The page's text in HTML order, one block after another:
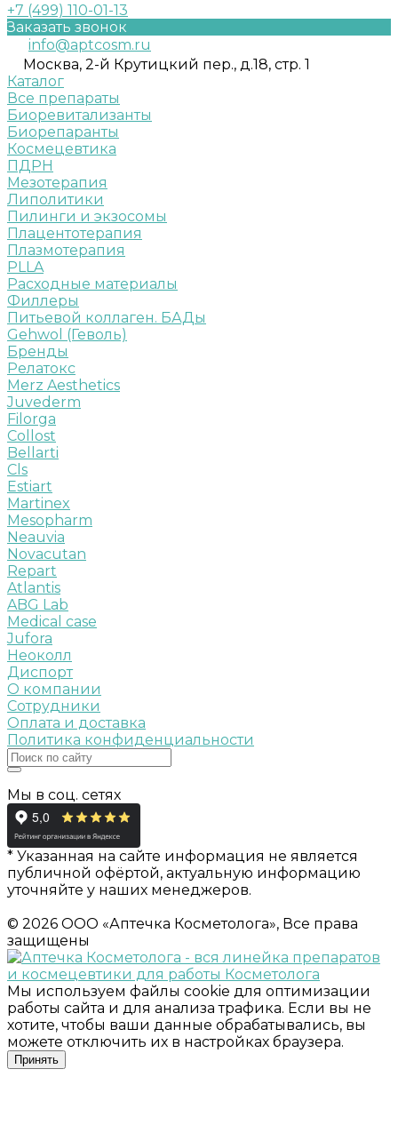
+7 (499) 110-01-13
Заказать звонок
info@aptcosm.ru
Москва, 2-й Крутицкий пер., д.18, стр. 1
Каталог
Все препараты
Биоревитализанты
Биорепаранты
Космецевтика
ПДРН
Мезотерапия
Липолитики
Пилинги и экзосомы
Плацентотерапия
Плазмотерапия
PLLA
Расходные материалы
Филлеры
Питьевой коллаген. БАДы
Gehwol (Геволь)
Бренды
Релатокс
Merz Aesthetics
Juvederm
Filorga
Collost
Bellarti
Cls
Estiart
Martinex
Mesopharm
Neauvia
Novacutan
Repart
Atlantis
ABG Lab
Medical case
Jufora
Неоколл
Диспорт
О компании
Сотрудники
Оплата и доставка
Политика конфиденциальности
Мы в соц. сетях
* Указанная на сайте информация не является
публичной офёртой, актуальную информацию
уточняйте у наших менеджеров.
© 2026 ООО «Аптечка Косметолога», Все права
защищены
Мы используем файлы cookie для оптимизации
работы сайта и для анализа трафика. Если вы не
хотите, чтобы ваши данные обрабатывались, вы
можете отключить их в настройках браузера.
Принять